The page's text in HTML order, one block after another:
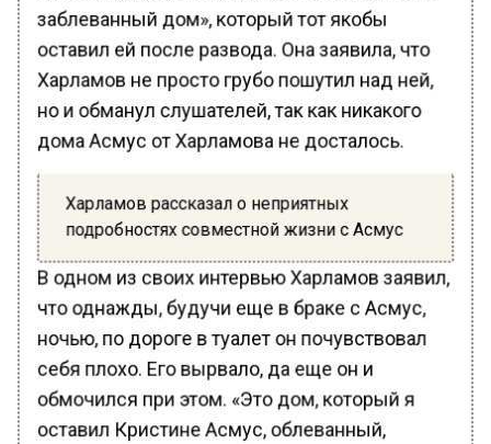
заблеванный дом», который тот якобы
оставил ей после развода. Она заявила, что
Харламов не просто грубо пошутил над ней,
но и обманул слушателей, так как никакого
дома Асмус от Харламова не досталось.
Харламов рассказал о неприятных
подробностях совместной жизни с Асмус
В одном из своих интервью Харламов заявил,
что однажды, будучи еще в браке с Асмус,
ночью, по дороге в туалет он почувствовал
себя плохо. Его вырвало, да еще он и
обмочился при этом. «Это дом, который я
оставил Кристине Асмус, облеванный,